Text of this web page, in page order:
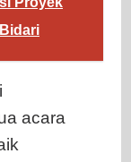
acara